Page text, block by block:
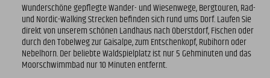
Wunderschöne gepflegte Wander- und Wiesenwege, Bergtouren, Rad-
und Nordic-Walking Strecken befinden sich rund ums Dorf. Laufen Sie
direkt von unserem schönen Landhaus nach Oberstdorf, Fischen oder
durch den Tobelweg zur Gaisalpe, zum Entschenkopf, Rubihorn oder
Nebelhorn. Der beliebte Waldspielplatz ist nur 5 Gehminuten und das
Moorschwimmbad nur 10 Minuten entfernt.